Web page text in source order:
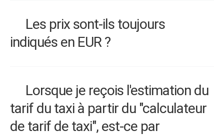
Les prix sont-ils toujours
indiqués en EUR ?
Lorsque je reçois l'estimation du
tarif du taxi à partir du "calculateur
de tarif de taxi", est-ce par